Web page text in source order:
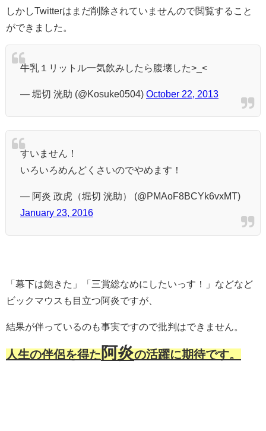
しかしTwitterはまだ削除されていませんので閲覧すること
ができました。
牛乳１リットル一気飲みしたら腹壊した>_<
— 堀切 洸助 (@Kosuke0504) October 22, 2013
すいません！
いろいろめんどくさいのでやめます！
— 阿炎 政虎（堀切 洸助） (@PMAoF8BCYk6vxMT)
January 23, 2016
「幕下は飽きた」「三賞総なめにしたいっす！」などなど
ビックマウスも目立つ阿炎ですが、
結果が伴っているのも事実ですので批判はできません。
人生の伴侶を得た阿炎の活躍に期待です。